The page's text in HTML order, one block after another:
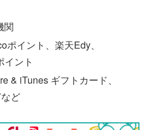
関
ポイント、楽天Edy、
イント
& iTunes ギフトカード、
ど